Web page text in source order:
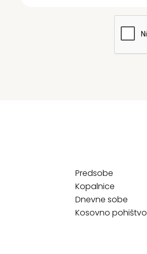
Predsobe
Kopalnice
Dnevne sobe
Kosovno pohištvo